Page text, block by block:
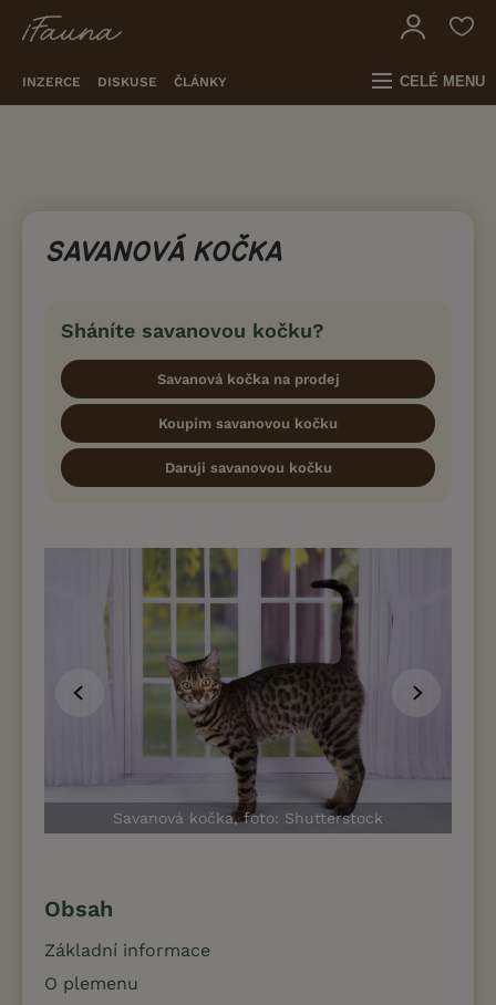
INZERCE DISKUSE ČLÁNKY CELÉ MENU
SAVANOVÁ KOČKA
Sháníte savanovou kočku?
Savanová kočka na prodej
Koupím savanovou kočku
Daruji savanovou kočku
Savanová kočka, foto: Shutterstock
Obsah
Základní informace
O plemenu